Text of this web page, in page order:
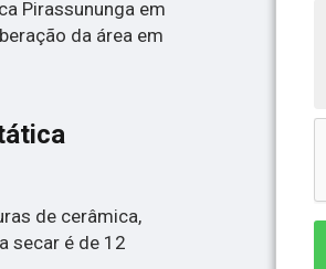
Pirassununga em
da área em
de cerâmica,
secar é de 12